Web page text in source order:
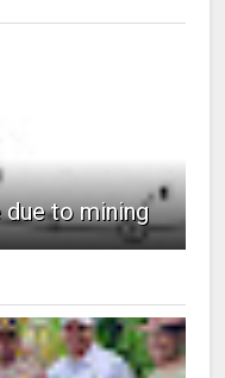
due to mining